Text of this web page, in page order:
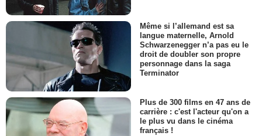
Même si l’allemand est sa
langue maternelle, Arnold
Schwarzenegger n’a pas eu le
droit de doubler son propre
personnage dans la saga
Terminator
Plus de 300 films en 47 ans de
carrière : c'est l'acteur qu'on a
le plus vu dans le cinéma
français !